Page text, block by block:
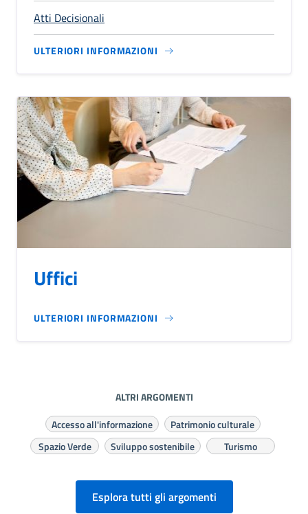
Atti Decisionali
ULTERIORI INFORMAZIONI
Uffici
ULTERIORI INFORMAZIONI
ALTRI ARGOMENTI
Accesso all'informazione
Patrimonio culturale
Spazio Verde
Sviluppo sostenibile Turismo
Esplora tutti gli argomenti